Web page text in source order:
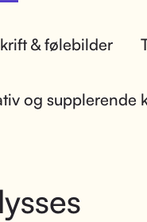
& følebilder
og supplerende